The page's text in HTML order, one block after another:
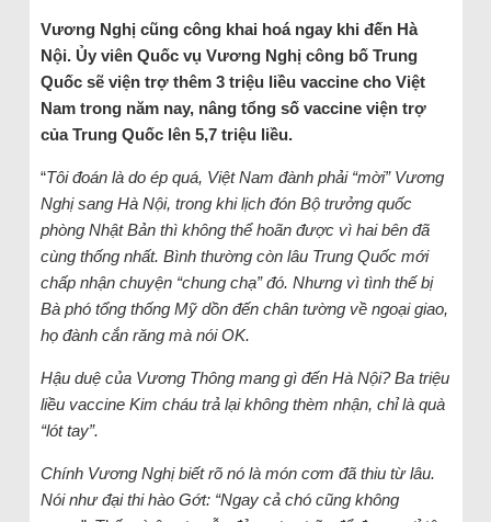
Vương Nghị cũng công khai hoá ngay khi đến Hà
Nội. Ủy viên Quốc vụ Vương Nghị công bố Trung
Quốc sẽ viện trợ thêm 3 triệu liều vaccine cho Việt
Nam trong năm nay, nâng tổng số vaccine viện trợ
của Trung Quốc lên 5,7 triệu liều.
“Tôi đoán là do ép quá, Việt Nam đành phải “mời” Vương
Nghị sang Hà Nội, trong khi lịch đón Bộ trưởng quốc
phòng Nhật Bản thì không thể hoãn được vì hai bên đã
cùng thống nhất. Bình thường còn lâu Trung Quốc mới
chấp nhận chuyện “chung chạ” đó. Nhưng vì tình thế bị
Bà phó tổng thống Mỹ dồn đến chân tường về ngoại giao,
họ đành cắn răng mà nói OK.
Hậu duệ của Vương Thông mang gì đến Hà Nội? Ba triệu
liều vaccine Kim cháu trả lại không thèm nhận, chỉ là quà
“lót tay”.
Chính Vương Nghị biết rõ nó là món cơm đã thiu từ lâu.
Nói như đại thi hào Gớt: “Ngay cả chó cũng không